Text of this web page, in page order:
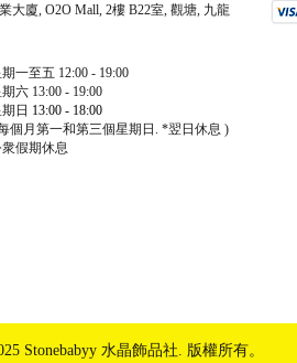
大廈, O2O Mall, 2樓 B22室, 觀塘, 九龍
一至五 12:00 - 19:00
六 13:00 - 19:00
日 13:00 - 18:00
個月第一和第三個星期日. *翌日休息 )
假期休息
Stonebabyy 水晶飾品社. 版權所有。